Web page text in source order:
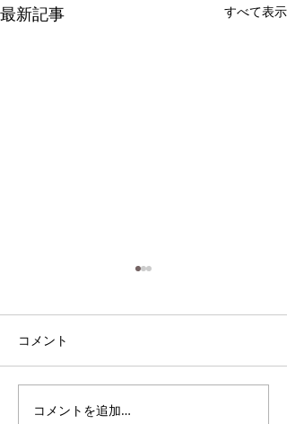
最新記事 すべて表示
コメント
コメントを追加…